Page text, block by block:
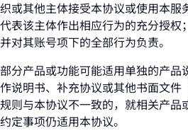
织或其他主体接受本协议或使用本服
代表该主体作出相应行为的充分授权
并对其账号项下的全部行为负责。
部分产品或功能可能适用单独的产品
作说明书、补充协议或其他书面文件
规则与本协议不一致的，就相关产品
约定事项仍适用本协议。